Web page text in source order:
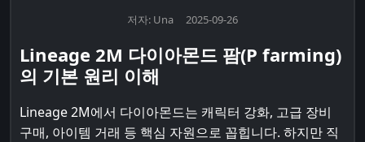
저자: Una 2025-09-26
Lineage 2M 다이아몬드 팜(P farming)
의 기본 원리 이해
Lineage 2M에서 다이아몬드는 캐릭터 강화, 고급 장비
구매, 아이템 거래 등 핵심 자원으로 꼽힙니다. 하지만 직